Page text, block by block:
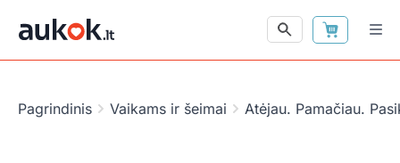
Pagrindinis Vaikams ir šeimai Atėjau. Pamačiau.